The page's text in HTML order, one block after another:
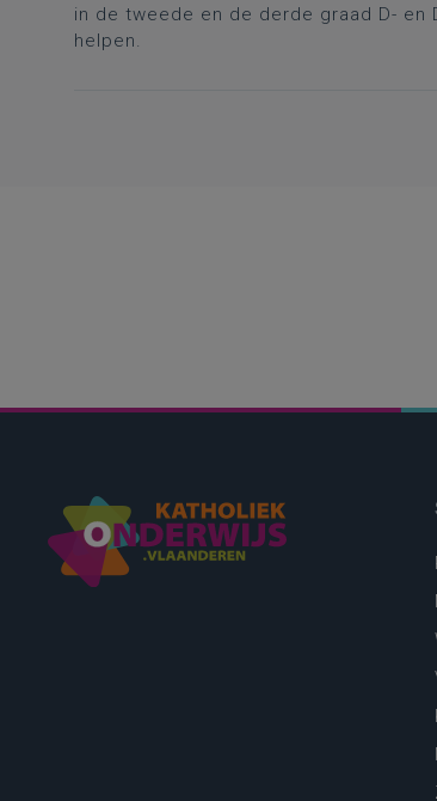
in de tweede en de derde graad D- en
helpen.